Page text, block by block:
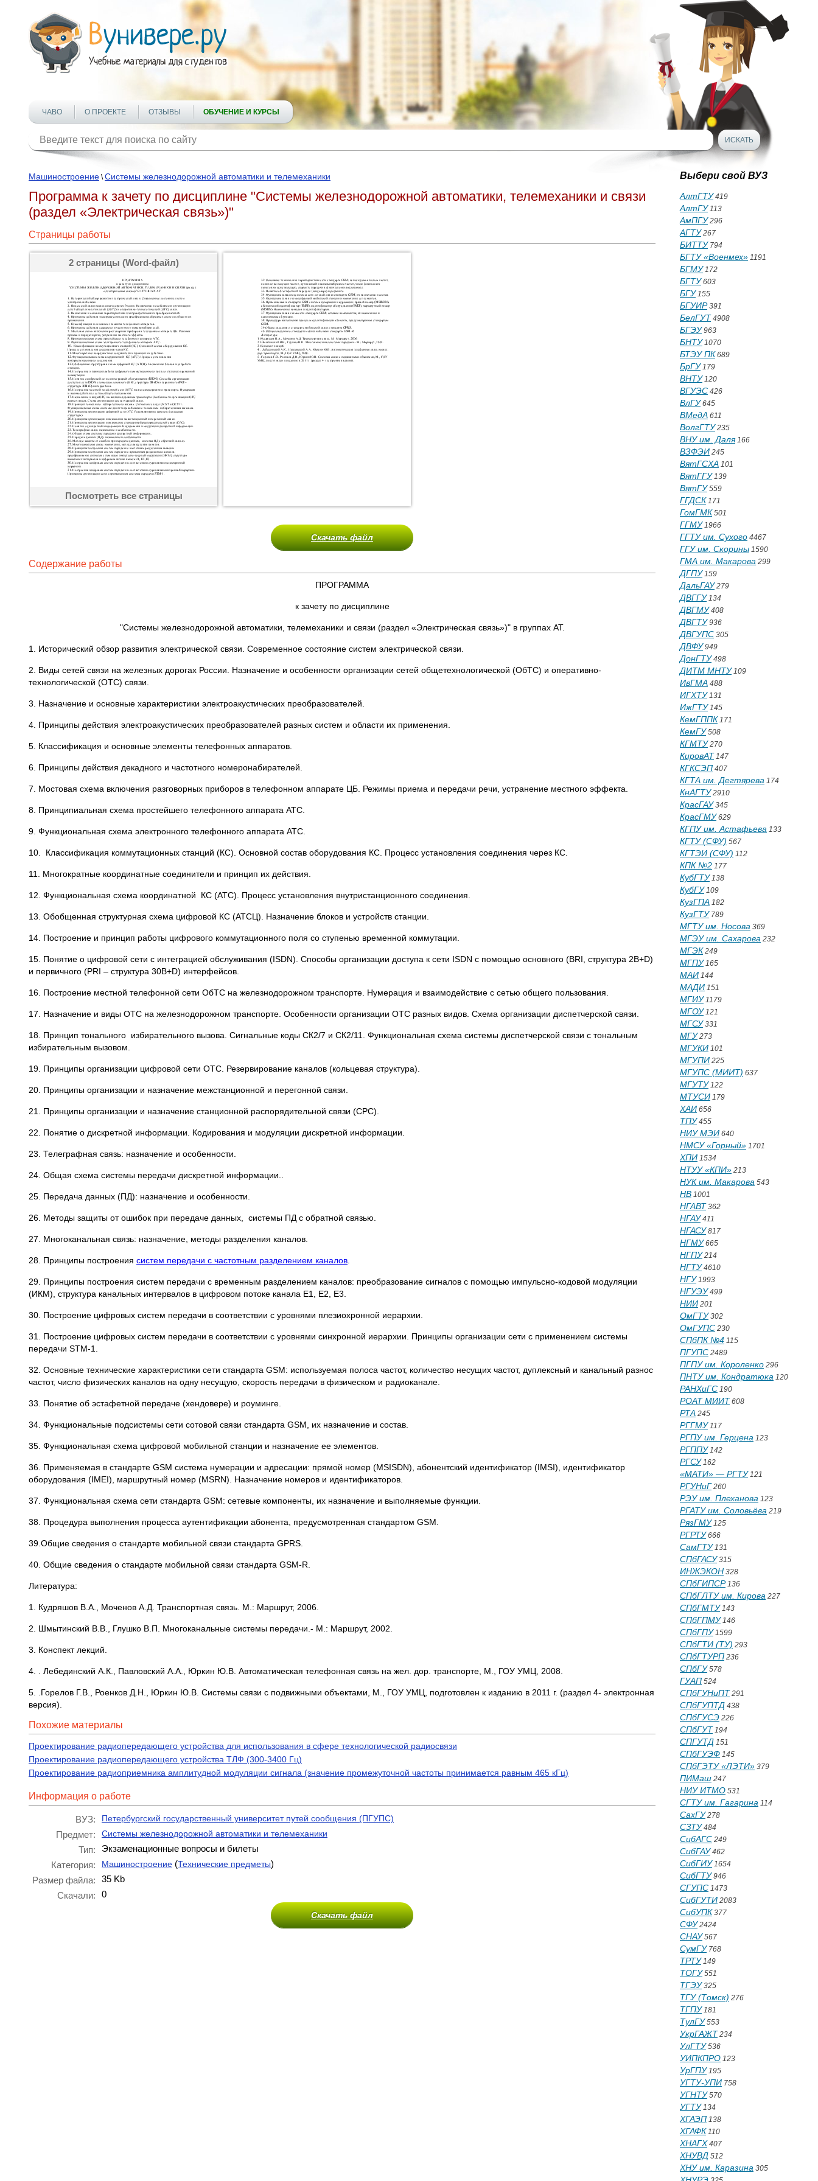
ЧАВО О ПРОЕКТЕ ОТЗЫВЫ ОБУЧЕНИЕ И КУРСЫ
Машиностроение \Системы железнодорожной автоматики и телемеханики
Программа к зачету по дисциплине "Системы железнодорожной автоматики, телемеханики и связи
(раздел «Электрическая связь»)"
Страницы работы
2 страницы (Word-файл)
Посмотреть все страницы
Скачать файл
Содержание работы
ПРОГРАММА
к зачету по дисциплине
"Системы железнодорожной автоматики, телемеханики и связи (раздел «Электрическая связь»)" в группах АТ.
1. Исторический обзор развития электрической связи. Современное состояние систем электрической связи.
2. Виды сетей связи на железных дорогах России. Назначение и особенности организации сетей общетехнологической (ОбТС) и оперативно-
технологической (ОТС) связи.
3. Назначение и основные характеристики электроакустических преобразователей.
4. Принципы действия электроакустических преобразователей разных систем и области их применения.
5. Классификация и основные элементы телефонных аппаратов.
6. Принципы действия декадного и частотного номеронабирателей.
7. Мостовая схема включения разговорных приборов в телефонном аппарате ЦБ. Режимы приема и передачи речи, устранение местного эффекта.
8. Принципиальная схема простейшего телефонного аппарата АТС.
9. Функциональная схема электронного телефонного аппарата АТС.
10. Классификация коммутационных станций (КС). Основной состав оборудования КС. Процесс установления соединения через КС.
11. Многократные координатные соединители и принцип их действия.
12. Функциональная схема координатной КС (АТС). Процесс установления внутристанционного соединения.
13. Обобщенная структурная схема цифровой КС (АТСЦ). Назначение блоков и устройств станции.
14. Построение и принцип работы цифрового коммутационного поля со ступенью временной коммутации.
15. Понятие о цифровой сети с интеграцией обслуживания (ISDN). Способы организации доступа к сети ISDN с помощью основного (BRI, структура 2B+D)
и первичного (PRI – структура 30B+D) интерфейсов.
16. Построение местной телефонной сети ОбТС на железнодорожном транспорте. Нумерация и взаимодействие с сетью общего пользования.
17. Назначение и виды ОТС на железнодорожном транспорте. Особенности организации ОТС разных видов. Схема организации диспетчерской связи.
18. Принцип тонального избирательного вызова. Сигнальные коды СК2/7 и СК2/11. Функциональная схема системы диспетчерской связи с тональным
избирательным вызовом.
19. Принципы организации цифровой сети ОТС. Резервирование каналов (кольцевая структура).
20. Принципы организации и назначение межстанционной и перегонной связи.
21. Принципы организации и назначение станционной распорядительной связи (СРС).
22. Понятие о дискретной информации. Кодирования и модуляции дискретной информации.
23. Телеграфная связь: назначение и особенности.
24. Общая схема системы передачи дискретной информации..
25. Передача данных (ПД): назначение и особенности.
26. Методы защиты от ошибок при передаче данных, системы ПД с обратной связью.
27. Многоканальная связь: назначение, методы разделения каналов.
28. Принципы построения систем передачи с частотным разделением каналов
29. Принципы построения систем передачи с временным разделением каналов: преобразование сигналов с помощью импульсно-кодовой модуляции
(ИКМ), структура канальных интервалов в цифровом потоке канала Е1, Е2, Е3.
30. Построение цифровых систем передачи в соответствии с уровнями плезиохронной иерархии.
31. Построение цифровых систем передачи в соответствии с уровнями синхронной иерархии. Принципы организации сети с применением системы
передачи STM-1.
32. Основные технические характеристики сети стандарта GSM: используемая полоса частот, количество несущих частот, дуплексный и канальный разнос
частот, число физических каналов на одну несущую, скорость передачи в физическом и радиоканале.
33. Понятие об эстафетной передаче (хендовере) и роуминге.
34. Функциональные подсистемы сети сотовой связи стандарта GSM, их назначение и состав.
35. Функциональная схема цифровой мобильной станции и назначение ее элементов.
36. Применяемая в стандарте GSM система нумерации и адресации: прямой номер (MSISDN), абонентский идентификатор (IMSI), идентификатор
оборудования (IMEI), маршрутный номер (MSRN). Назначение номеров и идентификаторов.
37. Функциональная схема сети стандарта GSM: сетевые компоненты, их назначение и выполняемые функции.
38. Процедура выполнения процесса аутентификации абонента, предусмотренная стандартом GSM.
39.Общие сведения о стандарте мобильной связи стандарта GPRS.
40. Общие сведения о стандарте мобильной связи стандарта GSM-R.
Литература:
1. Кудряшов В.А., Моченов А.Д. Транспортная связь. М.: Маршрут, 2006.
2. Шмытинский В.В., Глушко В.П. Многоканальные системы передачи.- М.: Маршрут, 2002.
3. Конспект лекций.
4. . Лебединский А.К., Павловский А.А., Юркин Ю.В. Автоматическая телефонная связь на жел. дор. транспорте, М., ГОУ УМЦ, 2008.
5. .Горелов Г.В., Роенков Д.Н., Юркин Ю.В. Системы связи с подвижными объектами, М., ГОУ УМЦ, подготовлен к изданию в 2011 г. (раздел 4- электронная
версия).
Похожие материалы
Проектирование радиопередающего устройства для использования в сфере технологической радиосвязи
Проектирование радиопередающего устройства ТЛФ (300-3400 Гц)
Проектирование радиоприемника амплитудной модуляции сигнала (значение промежуточной частоты принимается равным 465 кГц)
Информация о работе
ВУЗ: Петербургский государственный университет путей сообщения (ПГУПС)
Предмет: Системы железнодорожной автоматики и телемеханики
Тип:
Экзаменационные вопросы и билеты
Категория:
Машиностроение (Технические предметы)
Размер файла:
35 Kb
Скачали:
0
Скачать файл
Выбери свой ВУЗ
АлтГТУ419
АлтГУ113
АмПГУ296
АГТУ267
БИТТУ794
БГТУ «Военмех» 1191
БГМУ172
БГТУ603
БГУ155
БГУИР391
БелГУТ 4908
БГЭУ963
БНТУ1070
БТЭУ ПК 689
БрГУ179
ВНТУ120
ВГУЭС 426
ВлГУ645
ВМедА 611
ВолгГТУ235
ВНУ им. Даля166
ВЗФЭИ 245
ВятГСХА 101
ВятГГУ139
ВятГУ559
ГГДСК 171
ГомГМК 501
ГГМУ1966
ГГТУ им. Сухого 4467
ГГУ им. Скорины 1590
ГМА им. Макарова 299
ДГПУ159
ДальГАУ279
ДВГГУ134
ДВГМУ408
ДВГТУ936
ДВГУПС 305
ДВФУ949
ДонГТУ498
ДИТМ МНТУ109
ИвГМА 488
ИГХТУ131
ИжГТУ145
КемГППК 171
КемГУ508
КГМТУ270
КировАТ 147
КГКСЭП 407
КГТА им. Дегтярева 174
КнАГТУ2910
КрасГАУ345
КрасГМУ629
КГПУ им. Астафьева 133
КГТУ (СФУ) 567
КГТЭИ (СФУ) 112
КПК №2 177
КубГТУ138
КубГУ109
КузГПА 182
КузГТУ789
МГТУ им. Носова 369
МГЭУ им. Сахарова 232
МГЭК 249
МГПУ165
МАИ 144
МАДИ 151
МГИУ1179
МГОУ121
МГСУ331
МГУ273
МГУКИ 101
МГУПИ 225
МГУПС (МИИТ) 637
МГУТУ122
МТУСИ 179
ХАИ 656
ТПУ455
НИУ МЭИ 640
НМСУ «Горный» 1701
ХПИ 1534
НТУУ «КПИ» 213
НУК им. Макарова 543
НВ 1001
НГАВТ 362
НГАУ411
НГАСУ817
НГМУ665
НГПУ214
НГТУ4610
НГУ1993
НГУЭУ499
НИИ 201
ОмГТУ302
ОмГУПС 230
СПбПК №4 115
ПГУПС 2489
ПГПУ им. Короленко 296
ПНТУ им. Кондратюка 120
РАНХиГС 190
РОАТ МИИТ 608
РТА 245
РГГМУ117
РГПУ им. Герцена 123
РГППУ142
РГСУ162
«МАТИ» — РГТУ121
РГУНиГ 260
РЭУ им. Плеханова 123
РГАТУ им. Соловьёва 219
РязГМУ125
РГРТУ666
СамГТУ131
СПбГАСУ315
ИНЖЭКОН 328
СПбГИПСР136
СПбГЛТУ им. Кирова 227
СПбГМТУ143
СПбГПМУ146
СПбГПУ1599
СПбГТИ (ТУ) 293
СПбГТУРП 236
СПбГУ578
ГУАП 524
СПбГУНиПТ 291
СПбГУПТД 438
СПбГУСЭ 226
СПбГУТ 194
СПГУТД 151
СПбГУЭФ 145
СПбГЭТУ «ЛЭТИ» 379
ПИМаш 247
НИУ ИТМО 531
СГТУ им. Гагарина 114
СахГУ278
СЗТУ484
СибАГС 249
СибГАУ462
СибГИУ1654
СибГТУ946
СГУПС 1473
СибГУТИ 2083
СибУПК 377
СФУ2424
СНАУ567
СумГУ768
ТРТУ149
ТОГУ551
ТГЭУ325
ТГУ (Томск) 276
ТГПУ181
ТулГУ553
УкрГАЖТ 234
УлГТУ536
УИПКПРО 123
УрГПУ195
УГТУ-УПИ 758
УГНТУ570
УГТУ134
ХГАЭП 138
ХГАФК 110
ХНАГХ 407
ХНУВД 512
ХНУ им. Каразина 305